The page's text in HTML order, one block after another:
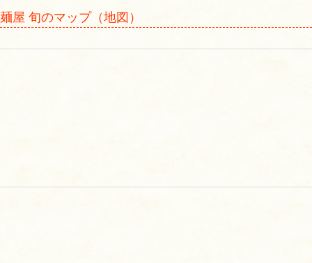
麺屋 旬のマップ（地図）